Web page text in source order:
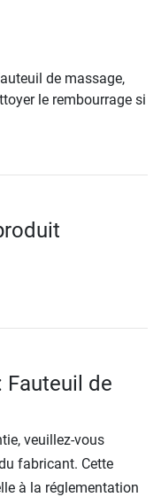
de massage,
le rembourrage si
Fauteuil de
veuillez-vous
fabricant. Cette
à la réglementation